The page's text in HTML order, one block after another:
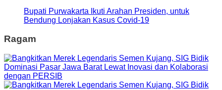
Bupati Purwakarta Ikuti Arahan Presiden, untuk
Bendung Lonjakan Kasus Covid-19
Ragam